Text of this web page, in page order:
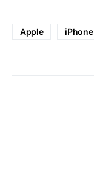
Apple iPhone